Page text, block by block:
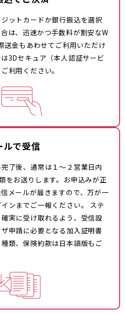
ットカードか銀行振込を選択
は、迅速かつ手数料が割安なW
送金もあわせてご利用いただけ
3Dセキュア（本人認証サービ
利用ください。
ルで受信
了後、通常は１～２営業日内
をお送りします。お申込みが正
メールが届きますので、万が一
ンまでご一報ください。 ステ
実に受け取れるよう、受信設
申請に必要となる加入証明書
類、保険約款は日本語版もご